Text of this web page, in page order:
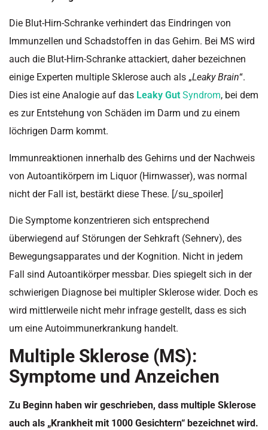
Die Blut-Hirn-Schranke verhindert das Eindringen von
Immunzellen und Schadstoffen in das Gehirn. Bei MS wird
auch die Blut-Hirn-Schranke attackiert, daher bezeichnen
einige Experten multiple Sklerose auch als „Leaky Brain“.
Dies ist eine Analogie auf das Leaky Gut Syndrom, bei dem
es zur Entstehung von Schäden im Darm und zu einem
löchrigen Darm kommt.
Immunreaktionen innerhalb des Gehirns und der Nachweis
von Autoantikörpern im Liquor (Hirnwasser), was normal
nicht der Fall ist, bestärkt diese These. [/su_spoiler]
Die Symptome konzentrieren sich entsprechend
überwiegend auf Störungen der Sehkraft (Sehnerv), des
Bewegungsapparates und der Kognition. Nicht in jedem
Fall sind Autoantikörper messbar. Dies spiegelt sich in der
schwierigen Diagnose bei multipler Sklerose wider. Doch es
wird mittlerweile nicht mehr infrage gestellt, dass es sich
um eine Autoimmunerkrankung handelt.
Multiple Sklerose (MS):
Symptome und Anzeichen
Zu Beginn haben wir geschrieben, dass multiple Sklerose
auch als „Krankheit mit 1000 Gesichtern“ bezeichnet wird.